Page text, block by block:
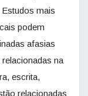
Estudos mais
podem
afasias
na
escrita,
relacionadas